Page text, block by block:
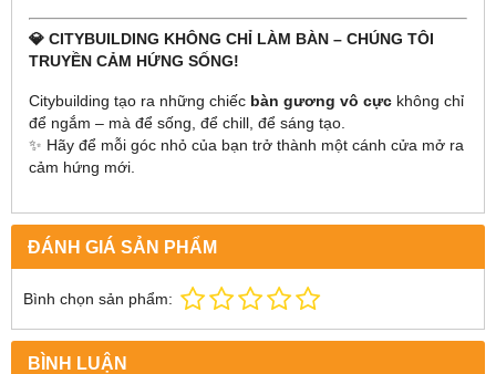
💎 CITYBUILDING KHÔNG CHỈ LÀM BÀN – CHÚNG TÔI
TRUYỀN CẢM HỨNG SỐNG!
Citybuilding tạo ra những chiếc bàn gương vô cực không chỉ
để ngắm – mà để sống, để chill, để sáng tạo.
✨ Hãy để mỗi góc nhỏ của bạn trở thành một cánh cửa mở ra
cảm hứng mới.
ĐÁNH GIÁ SẢN PHẨM
Bình chọn sản phẩm:
BÌNH LUẬN